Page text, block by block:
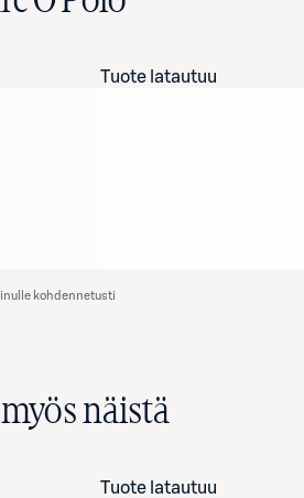
Tuote latautuu
kohdennetusti
näistä
Tuote latautuu